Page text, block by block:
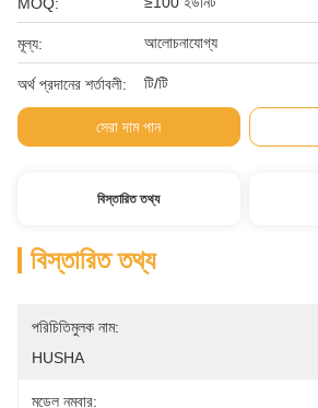
মূল্য: আলোচনাযোগ্য
অর্থ প্রদানের শর্তাবলী: টি/টি
সেরা দাম পান
বিস্তারিত তথ্য
বিস্তারিত তথ্য
পরিচিতিমুলক নাম:
HUSHA
মডেল নম্বার: